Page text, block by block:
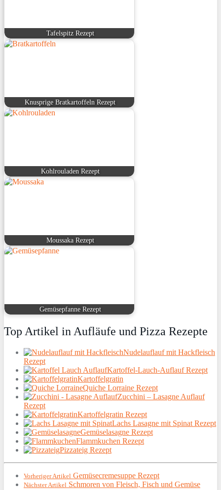
Tafelspitz Rezept
Knusprige Bratkartoffeln Rezept
Kohlrouladen Rezept
Moussaka Rezept
Gemüsepfanne Rezept
Top Artikel in Aufläufe und Pizza Rezepte
Nudelauflauf mit Hackfleisch
Rezept
Kartoffel-Lauch-Auflauf Rezept
Kartoffelgratin
Quiche Lorraine Rezept
Zucchini – Lasagne Auflauf
Rezept
Kartoffelgratin Rezept
Lachs Lasagne mit Spinat Rezept
Gemüselasagne Rezept
Flammkuchen Rezept
Pizzateig Rezept
Vorheriger Artikel Gemüsecremesuppe Rezept
Nächster Artikel Schmoren von Fleisch, Fisch und Gemüse